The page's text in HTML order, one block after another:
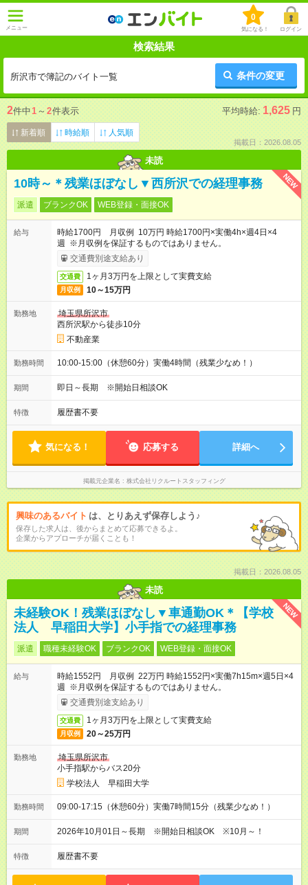
メニュー
0
気になる！ ログイン
検索結果
所沢市で簿記のバイト一覧 条件の変更
2件中1 ～ 2件表示 平均時給: 1,625 円
新着順 時給順 人気順
掲載日：2026.08.05
未読
NEW
10時～＊残業ほぼなし▼西所沢での経理事務
派遣 ブランクOK WEB登録・面接OK
給与
時給1700円 月収例 10万円 時給1700円×実働4h×週4日×4
週 ※月収例を保証するものではありません。
交通費別途支給あり
交通費 1ヶ月3万円を上限として実費支給
月収例 10～15万円
勤務地
埼玉県所沢市
西所沢駅から徒歩10分
不動産業
勤務時間 10:00-15:00（休憩60分）実働4時間（残業少なめ！）
期間 即日～長期 ※開始日相談OK
特徴 履歴書不要
気になる！ 応募する 詳細へ
掲載元企業名 株式会社リクルートスタッフィング
興味のあるバイト は、とりあえず保存しよう♪
保存した求人は、後からまとめて応募できるよ。
企業からアプローチが届くことも！
掲載日：2026.08.05
未読
NEW
未経験OK！残業ほぼなし▼車通勤OK＊【学校
法人 早稲田大学】小手指での経理事務
派遣 職種未経験OK ブランクOK WEB登録・面接OK
給与
時給1552円 月収例 22万円 時給1552円×実働7h15m×週5日×4
週 ※月収例を保証するものではありません。
交通費別途支給あり
交通費 1ヶ月3万円を上限として実費支給
月収例 20～25万円
勤務地
埼玉県所沢市
小手指駅からバス20分
学校法人 早稲田大学
勤務時間 09:00-17:15（休憩60分）実働7時間15分（残業少なめ！）
期間 2026年10月01日～長期 ※開始日相談OK ※10月～！
特徴 履歴書不要